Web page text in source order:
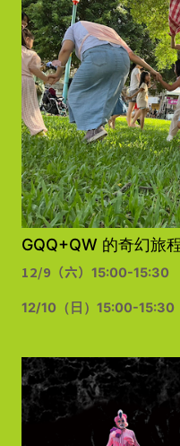
GQQ+QW 的奇幻旅
12/9（六） 15:00-15:30
12/10（日）15:00-15:30